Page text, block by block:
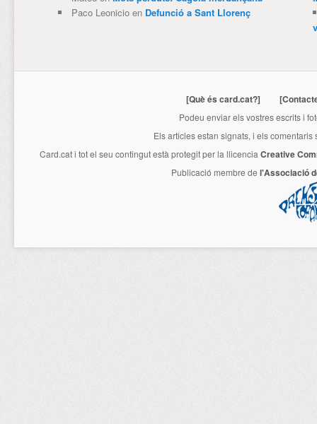
Paco Leonicioen Defunció a Sant Llorenç
[Què és card.cat?]
Podeu enviar els vostres escrits i
Els articles estan signats, i els
Card.cati tot el seu contingut està protegit per la llicencia Creative
Publicació membre de l'Associació